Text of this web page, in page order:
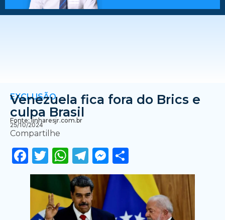
EXCLUSÃO
Venezuela fica fora do Brics e
culpa Brasil
Fonte: linharesjr.com.br
25/10/2024
Compartilhe
Facebook
Twitter
WhatsApp
Telegram
Messenger